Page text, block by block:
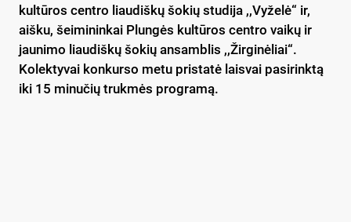
kultūros centro liaudiškų šokių studija ,,Vyželė“ ir,
aišku, šeimininkai Plungės kultūros centro vaikų ir
jaunimo liaudiškų šokių ansamblis ,,Žirginėliai“.
Kolektyvai konkurso metu pristatė laisvai pasirinktą
iki 15 minučių trukmės programą.